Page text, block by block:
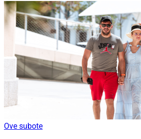
Ove subote